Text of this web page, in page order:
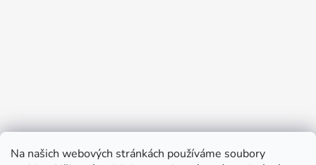
Na našich webových stránkách používáme soubory